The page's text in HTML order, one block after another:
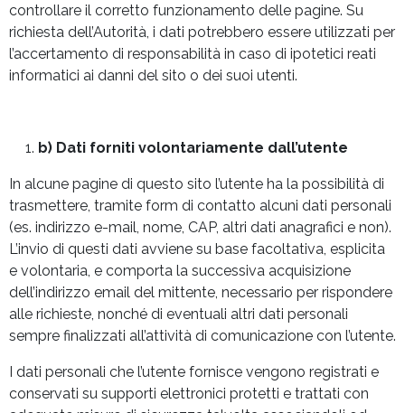
controllare il corretto funzionamento delle pagine. Su
richiesta dell’Autorità, i dati potrebbero essere utilizzati per
l’accertamento di responsabilità in caso di ipotetici reati
informatici ai danni del sito o dei suoi utenti.
b) Dati forniti volontariamente dall’utente
In alcune pagine di questo sito l’utente ha la possibilità di
trasmettere, tramite form di contatto alcuni dati personali
(es. indirizzo e-mail, nome, CAP, altri dati anagrafici e non).
L’invio di questi dati avviene su base facoltativa, esplicita
e volontaria, e comporta la successiva acquisizione
dell’indirizzo email del mittente, necessario per rispondere
alle richieste, nonché di eventuali altri dati personali
sempre finalizzati all’attività di comunicazione con l’utente.
I dati personali che l’utente fornisce vengono registrati e
conservati su supporti elettronici protetti e trattati con